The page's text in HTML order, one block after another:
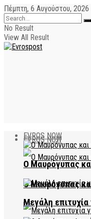
Πέμπτη, 6 Αυγούστου, 2026
No Result
View All Result
EVROS NOW
Ο Μαυρόγυπας
EVROS NOW
Ο Μαυρόγυπας
Μεγάλη